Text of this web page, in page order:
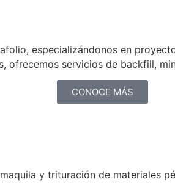
especializándonos en
servicios de backfill,
CONOCE MÁS
y trituración de materiales